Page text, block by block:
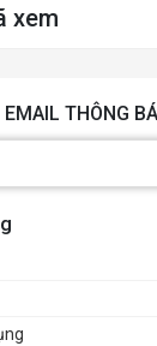
xem
THÔNG